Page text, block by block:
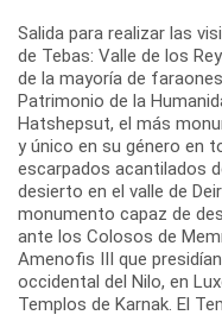
Salida para realizar las
de Tebas: Valle de los
de la mayoría de
Patrimonio de la
Hatshepsut, el más
y único en su género en
escarpados acantilados
desierto en el valle de
monumento capaz de
ante los Colosos de
Amenofis III que
occidental del Nilo, en
Templos de Karnak. El